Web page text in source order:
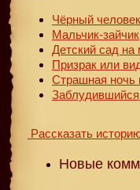
Чёрный человек
Мальчик-зайчик
Детский сад
Призрак или
Страшная ночь
Заблудившийся
Рассказать
Новые